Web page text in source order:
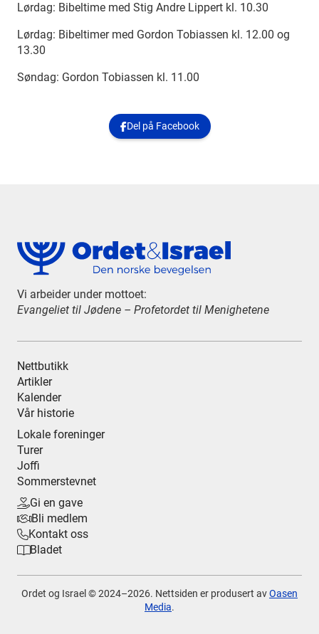
Lørdag: Bibeltime med Stig Andre Lippert kl. 10.30
Lørdag: Bibeltimer med Gordon Tobiassen kl. 12.00 og
13.30
Søndag: Gordon Tobiassen kl. 11.00
Del på Facebook
Vi arbeider under mottoet:
Evangeliet til Jødene – Profetordet til Menighetene
Nettbutikk
Artikler
Kalender
Vår historie
Lokale foreninger
Turer
Joffi
Sommerstevnet
Gi en gave
Bli medlem
Kontakt oss
Bladet
Ordet og Israel © 2024–2026. Nettsiden er produsert avOasen
Media.